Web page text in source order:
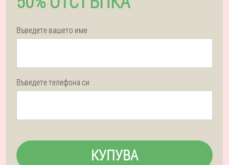
Въведете вашето име
Въведете телефона си
КУПУВА